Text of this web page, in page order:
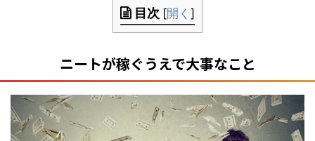
目次 [開く ]
ニートが稼ぐうえで大事なこと